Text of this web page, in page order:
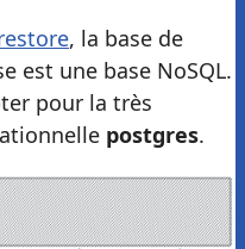
, la base de
est une base NoSQL.
pour la très
postgres.